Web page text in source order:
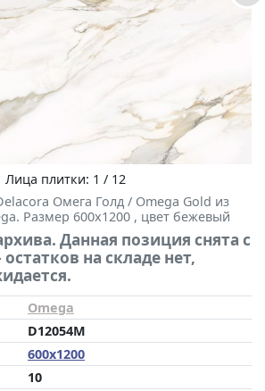
Лица плитки: 1 / 12
Омега Голд / Omega Gold из
Размер 600x1200 , цвет бежевый
Данная позиция снята с
на складе нет,
Omega
D12054M
600x1200
10